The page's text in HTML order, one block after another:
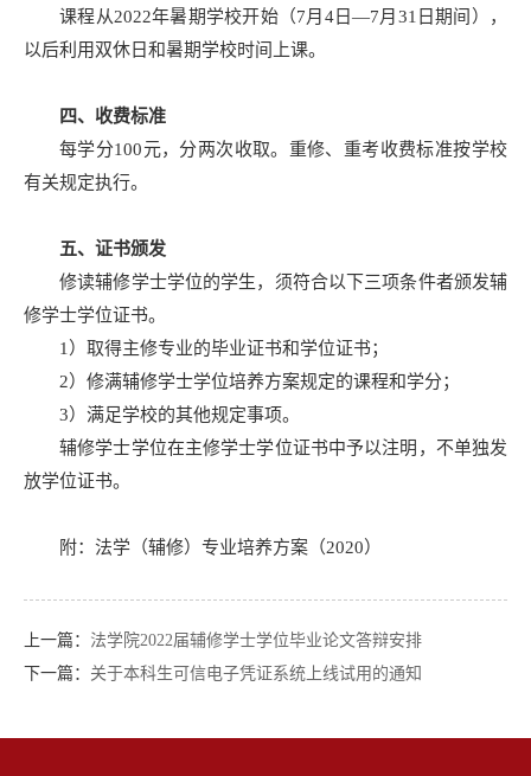
课程从2022年暑期学校开始（7月4日—7月31日期间），
以后利用双休日和暑期学校时间上课。
四、收费标准
每学分100元，分两次收取。重修、重考收费标准按学校
有关规定执行。
五、 证书颁发
修读辅修学士学位的学生，须符合以下三项条件者颁发辅
修学士学位证书。
1）取得主修专业的毕业证书和学位证书；
2）修满辅修学士学位培养方案规定的课程和学分；
3）满足学校的其他规定事项。
辅修学士学位在主修学士学位证书中予以注明，不单独发
放学位证书。
附： 法学（辅修）专业培养方案（2020）
上一篇： 法学院2022届辅修学士学位毕业论文答辩安排
下一篇： 关于本科生可信电子凭证系统上线试用的通知